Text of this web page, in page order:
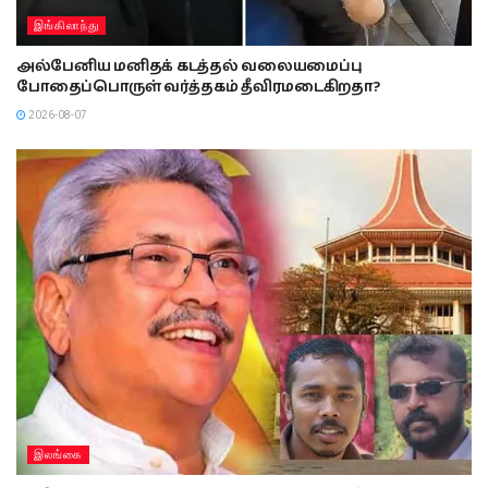
இங்கிலாந்து
அல்பேனிய மனிதக் கடத்தல் வலையமைப்பு
போதைப்பொருள் வர்த்தகம் தீவிரமடைகிறதா?
2026-08-07
இலங்கை